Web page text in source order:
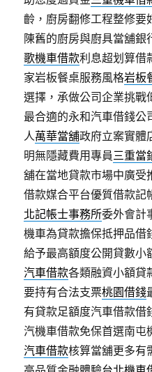
齡，廚房翻修工程整修要
陳舊的廚房與廚具當舖
歌機車借款利息超划算借
家岩板餐桌服務風格岩板
選擇，承做公司企業挑戰
最合適的永和汽車借錢公
人萬華當舖政府立案實體
明無隱藏費用專員三重當
舖在當地貸款市場中廣受
借款媒合平台優質借款記
北記帳士事務所委外會計
機車為貸款擔保抵押品借
給予最高額度公開貸數小
汽車借款各類融資小額貸
要持有合法支票桃園借錢
有貸款足額度汽車借款借
汽機車借款免保首選南屯
汽車借款核算當舖更多有